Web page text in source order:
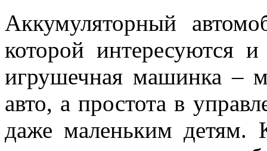
Аккумуляторный
которой интересуются
игрушечная машинка –
авто, а простота в
даже маленьким детям.